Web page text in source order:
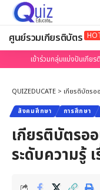
ศูนย์รวมเกียรติบัตร
เข้าร่วมกลุ่มแบ่งปันเกีย
QUIZEDUCATE > เกียรติบัตรอ
สังคมศึกษา การศึกษา
เกียรติบัตรอ
ระดับความรู้